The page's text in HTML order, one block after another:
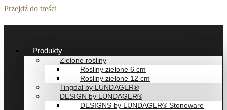
Przejdź do treści
Produkty
Zielone rośliny
Rośliny zielone 6 cm
Rośliny zielone 12 cm
Tingdal by LUNDAGER®
DESIGN by LUNDAGER®
DESIGNS by LUNDAGER® Stoneware